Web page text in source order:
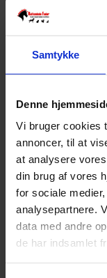
Samtykke
Denne
Vi bruger cookies
annoncer, til at
at analysere
din brug af vores
for sociale
analysepartnere.
data med andre
de har indsamlet
Protein
Fedt22%
Omega-63.9%
Mineraler /
Kalcium1.6%
1.3%
Glukosamin
Kondroitin
Kalorier4000
YDELIGERE
82 grader celsius.
Holdbarhed